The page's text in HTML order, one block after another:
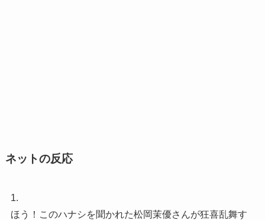
ネットの反応
1.
ほう！このハナシを聞かれた松岡茉優さんが狂喜乱舞す